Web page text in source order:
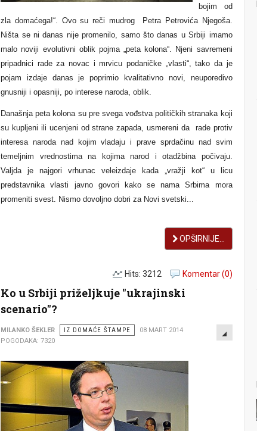
bojim od
zla domaćega!“. Ovo su reči mudrog Petra Petrovića Njegoša.
Ništa se ni danas nije promenilo, samo što danas u Srbiji imamo
malo noviji evolutivni oblik pojma „peta kolona“. Njeni savremeni
pripadnici rade za novac i mrvicu podaničke „vlasti“, tako da je
pojam izdaje danas je poprimio kvalitativno novi, neuporedivo
gnusniji i opasniji, po interese naroda, oblik.
Današnja peta kolona su pre svega vođstva političkih stranaka koji
su kupljeni ili ucenjeni od strane zapada, usmereni da rade protiv
interesa naroda nad kojim vladaju i prave sprdačinu nad svim
temeljnim vrednostima na kojima narod i otadžbina počivaju.
Valjda je najgori vrhunac veleizdaje kada „vražji kot“ u licu
predstavnika vlasti javno govori kako se nama Srbima mora
promeniti svest. Nismo dovoljno dobri za Novi svetski...
OPŠIRNIJE...
Komentar (0)
Hits: 3212
Ko u Srbiji priželjkuje "ukrajinski
scenario"?
EMPTY
MILANKO ŠEKLER IZ DOMAĆE ŠTAMPE
08 MART 2014
POGODAKA: 7320